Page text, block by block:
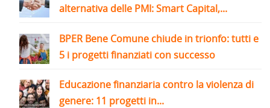
alternativa delle PMI: Smart Capital,...
BPER Bene Comune chiude in trionfo: tutti e
5 i progetti finanziati con successo
Educazione finanziaria contro la violenza di
genere: 11 progetti in...